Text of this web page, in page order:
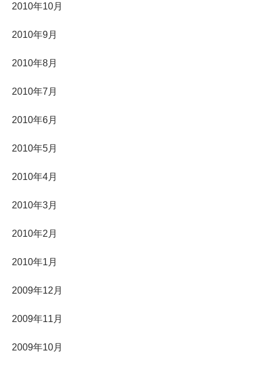
2010年10月
2010年9月
2010年8月
2010年7月
2010年6月
2010年5月
2010年4月
2010年3月
2010年2月
2010年1月
2009年12月
2009年11月
2009年10月